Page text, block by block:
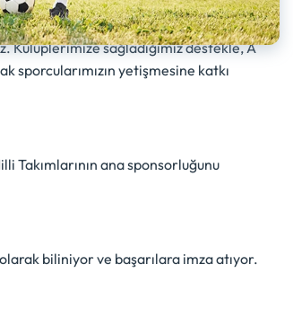
sağladığımız destekle, A
sporcularımızın yetişmesine katkı
Takımlarının ana sponsorluğunu
biliniyor ve başarılara imza atıyor.